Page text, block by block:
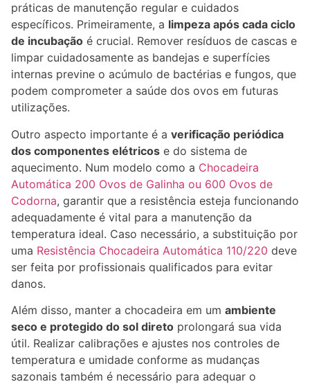
práticas de manutenção regular e cuidados
específicos. Primeiramente, a limpeza após cada ciclo
de incubação é crucial. Remover resíduos de cascas e
limpar cuidadosamente as bandejas e superfícies
internas previne o acúmulo de bactérias e fungos, que
podem comprometer a saúde dos ovos em futuras
utilizações.
Outro aspecto importante é a verificação periódica
dos componentes elétricos e do sistema de
aquecimento. Num modelo como a Chocadeira
Automática 200 Ovos de Galinha ou 600 Ovos de
Codorna, garantir que a resistência esteja funcionando
adequadamente é vital para a manutenção da
temperatura ideal. Caso necessário, a substituição por
uma Resistência Chocadeira Automática 110/220 deve
ser feita por profissionais qualificados para evitar
danos.
Além disso, manter a chocadeira em um ambiente
seco e protegido do sol direto prolongará sua vida
útil. Realizar calibrações e ajustes nos controles de
temperatura e umidade conforme as mudanças
sazonais também é necessário para adequar o